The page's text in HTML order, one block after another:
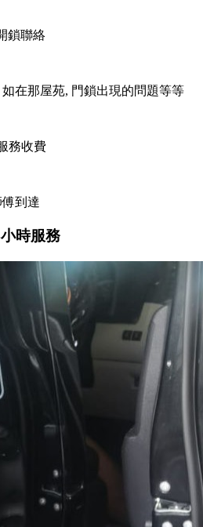
鎖聯絡
在那屋苑, 門鎖出現的問題等等
務收費
到達
時服務